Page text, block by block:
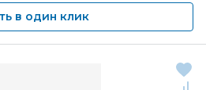
в один клик